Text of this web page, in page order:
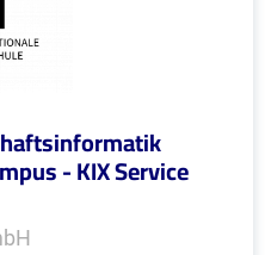
- KIX Service